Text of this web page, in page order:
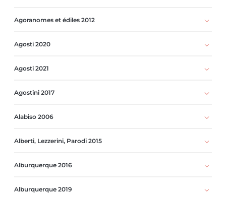
Agoranomes et édiles 2012
Agosti 2020
Agosti 2021
Agostini 2017
Alabiso 2006
Alberti, Lezzerini, Parodi 2015
Alburquerque 2016
Alburquerque 2019